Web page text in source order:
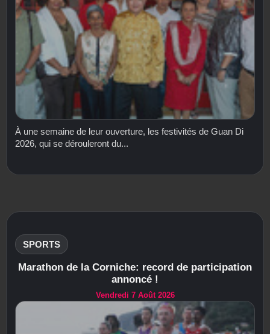
À une semaine de leur ouverture, les festivités de Guan Di
2026, qui se dérouleront du...
SPORTS
Marathon de la Corniche: record de participation
annoncé !
Vendredi 7 Août 2026